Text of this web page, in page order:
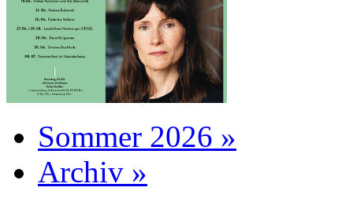
Sommer 2026 »
Archiv »